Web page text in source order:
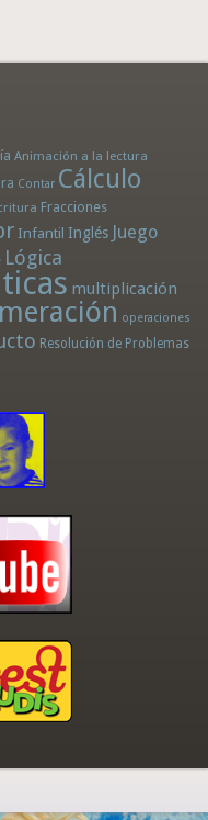
Animación a la lectura
Contar Cálculo
Fracciones
Infantil Inglés Juego
Lógica
multiplicación
operaciones
Resolución de Problemas